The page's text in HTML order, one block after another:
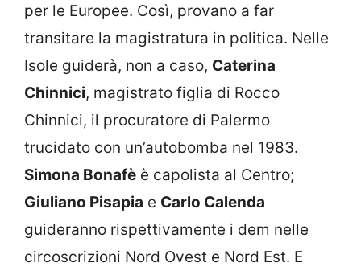
per le Europee. Così, provano a far
transitare la magistratura in politica. Nelle
Isole guiderà, non a caso, Caterina
Chinnici, magistrato figlia di Rocco
Chinnici, il procuratore di Palermo
trucidato con un’autobomba nel 1983.
Simona Bonafè è capolista al Centro;
Giuliano Pisapia e Carlo Calenda
guideranno rispettivamente i dem nelle
circoscrizioni Nord Ovest e Nord Est. E